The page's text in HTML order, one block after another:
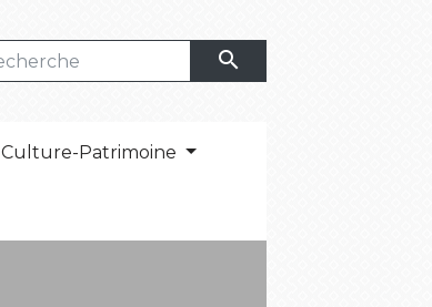
search
Culture-Patrimoine